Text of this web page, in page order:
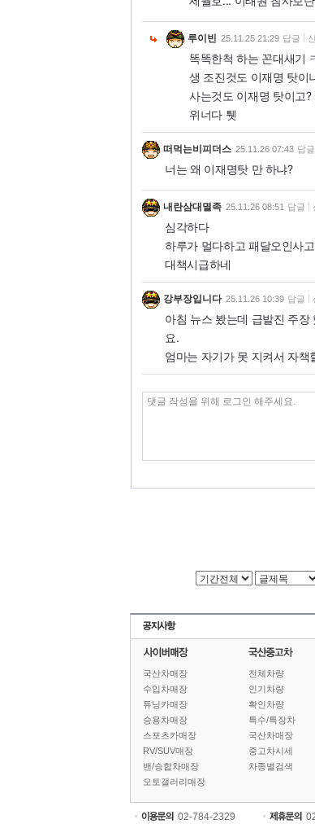
루이빈 25.11.25 21:29 답글
똑똑한척 하는 꼰대새기
생 조진것도 이재명 탓이
사는것도 이재명 탓이고
위너다 퉷
떠먹는비피더스 25.11.26 07:43 답글
너는 왜 이재명탓 만 하냐?
내란삼대멸족 25.11.26 08:51 답글
심각하다
하루가 멀다하고 패달오인사고
대책시급하네
강부장입니다 25.11.26 10:39 답글
아침 뉴스 봤는데 급발진 주
요.
엄마는 자기가 못 지켜서 자
국산차매장
수입차매장
튜닝카매장
승용차매장
스포츠카매장
RV/SUV매장
밴/승합차매장
오토갤러리매장
전체차량
인기차량
확인차량
특수/특장차
국산차매장
중고차시세
차종별검색
02-784-2329